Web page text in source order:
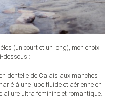
(un court et un long), mon choix
dessous :
dentelle de Calais aux manches
à une jupe fluide et aérienne en
allure ultra féminine et romantique.